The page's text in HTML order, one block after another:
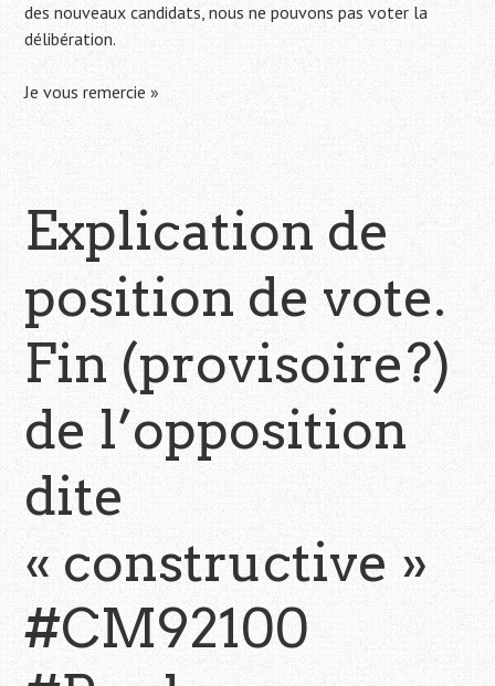
des nouveaux candidats, nous ne pouvons pas voter la
délibération.
Je vous remercie »
Explication de
position de vote.
Fin (provisoire?)
de l’opposition
dite
« constructive »
#CM92100